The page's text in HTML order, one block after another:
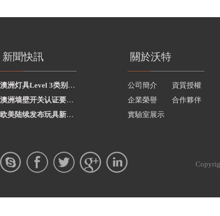
新聞快訊
澳洲灯具Level 3类别新增2项
澳洲墙壁开关认证要求修订
欧美陆续发布玩具新要求
關於沃特
公司簡介
資質授權
企業榮譽
合作夥伴
實驗室展示